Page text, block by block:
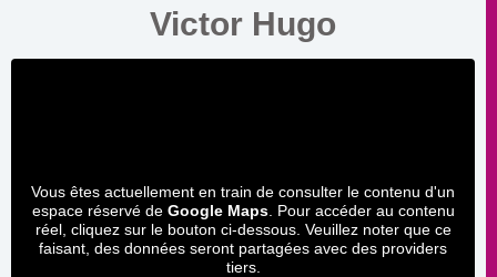
Victor Hugo
Vous êtes actuellement en train de consulter le contenu d'un
espace réservé de Google Maps. Pour accéder au contenu
réel, cliquez sur le bouton ci-dessous. Veuillez noter que ce
faisant, des données seront partagées avec des providers
tiers.